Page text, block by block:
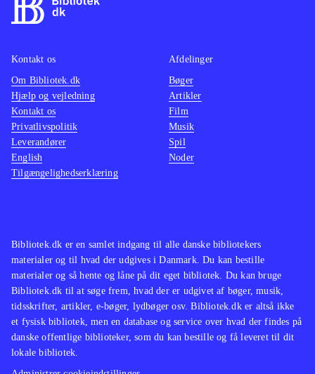
Bibliotek.dk er en samlet indgang til alle danske bibliotekers
materialer og til hvad der udgives i Danmark. Du kan bestille
materialer og så hente og låne på dit eget bibliotek. Du kan bruge
Bibliotek.dk til at søge frem, hvad der er udgivet af bøger, musik,
tidsskrifter, artikler, e-bøger, lydbøger osv. Bibliotek.dk er altså ikke
et fysisk bibliotek, men en database og service over hvad der findes på
danske offentlige biblioteker, som du kan bestille og få leveret til dit
lokale bibliotek.
Kontakt os
Om Bibliotek.dk
Hjælp og vejledning
Kontakt os
Privatlivspolitik
Leverandører
English
Tilgængelighedserklæring
Afdelinger
Bøger
Artikler
Film
Musik
Spil
Noder